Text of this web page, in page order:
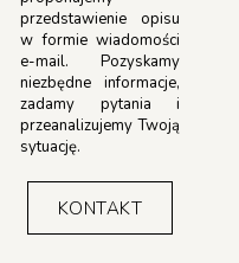
przedstawienie opisu
w formie wiadomości
e-mail. Pozyskamy
niezbędne informacje,
zadamy pytania i
przeanalizujemy Twoją
sytuację.
KONTAKT